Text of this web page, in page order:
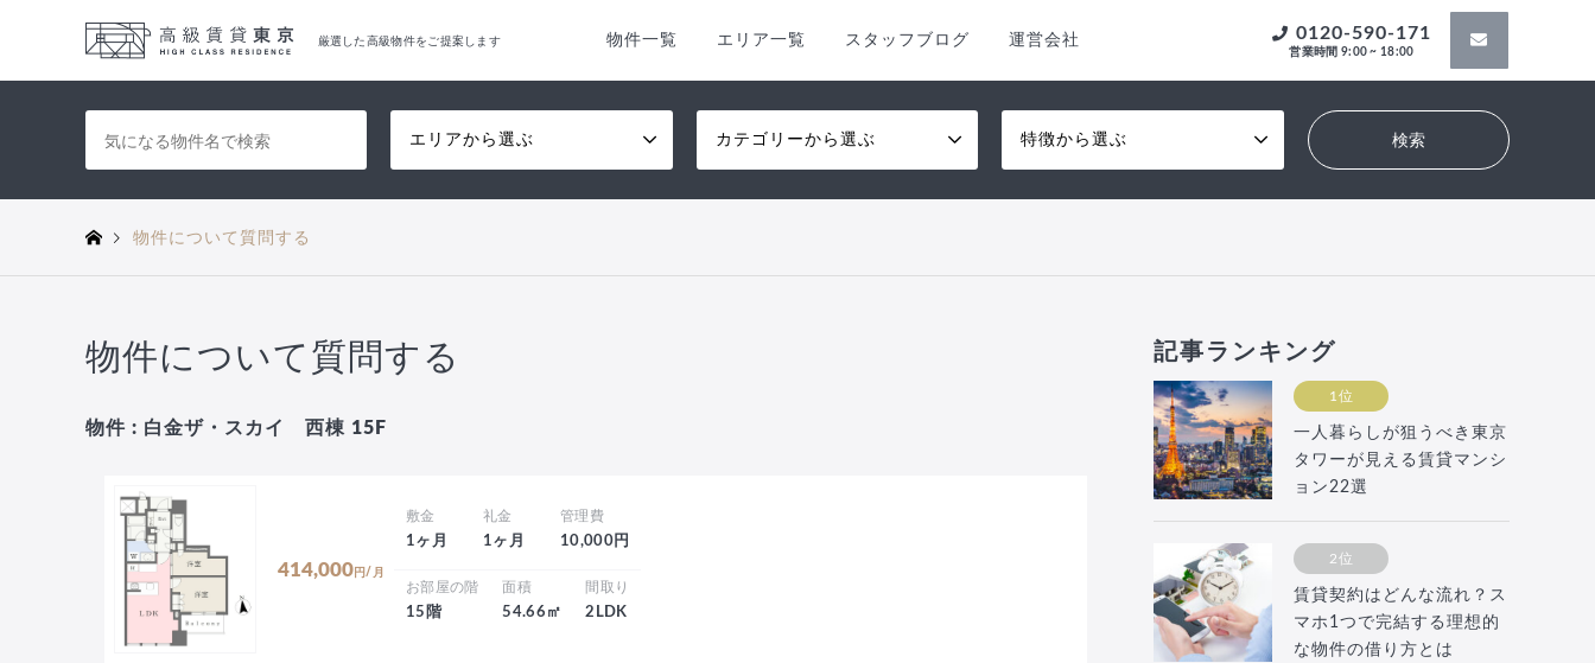
厳選した高級物件をご提案します 物件一覧 エリア一覧 スタッフブログ 運営会社 0120-590-171
営業時間 9:00 ~ 18:00
エリアから選ぶ カテゴリーから選ぶ 特徴から選ぶ
物件について質問する
物件について質問する
物件 : 白金ザ・スカイ 西棟 15F
414,000 円/月
敷金
1ヶ月
礼金
1ヶ月
管理費
10,000円
お部屋の階
15階
面積
54.66㎡
間取り
2LDK
記事ランキング
1位
一人暮らしが狙うべき東京
タワーが見える賃貸マンシ
ョン22選
2位
賃貸契約はどんな流れ？ス
マホ1つで完結する理想的
な物件の借り方とは